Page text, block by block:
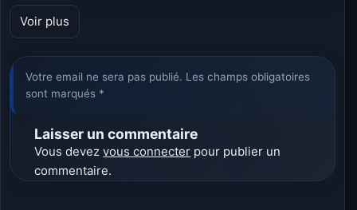
Voir plus
Votre email ne sera pas publié. Les champs obligatoires
sont marqués *
Laisser un commentaire
Vous devezvous connecter pour publier un
commentaire.